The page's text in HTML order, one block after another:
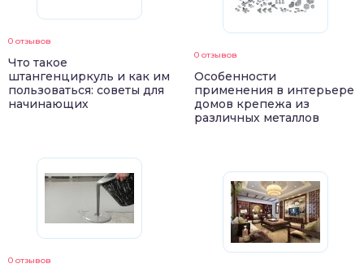
0 отзывов
Что такое
штангенциркуль и как им
пользоваться: советы для
начинающих
0 отзывов
0 отзывов
Особенности
применения в интерьере
домов крепежа из
различных металлов